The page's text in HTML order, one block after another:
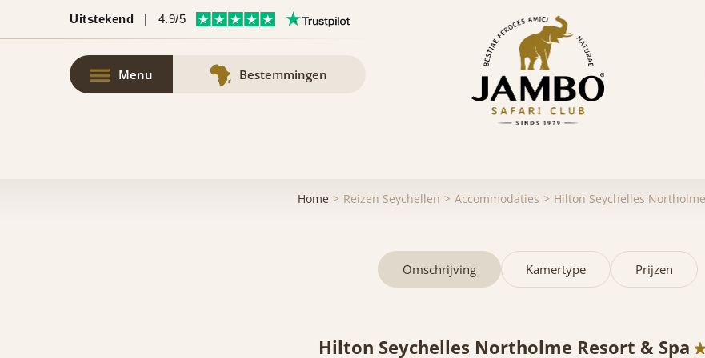
Uitstekend | 4.9/5
Menu Bestemmingen
Home Reizen Seychellen Accommodaties Hilton Seychelles
Omschrijving Kamertype Prijzen
Hilton Seychelles Northolme Resort & Spa